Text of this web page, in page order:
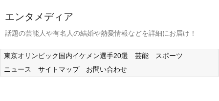
エンタメディア
話題の芸能人や有名人の結婚や熱愛情報などを詳細にお届け！
東京オリンピック国内イケメン選手20選 芸能
スポーツ
ニュース
サイトマップ お問い合わせ